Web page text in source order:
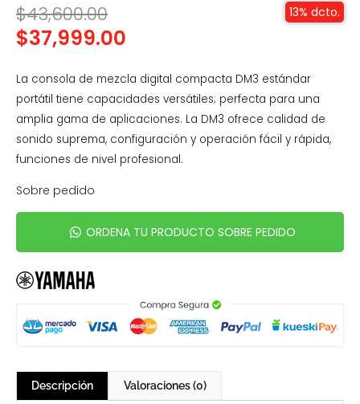
$43,600.00
$37,999.00
13% dcto.
La consola de mezcla digital compacta DM3 estándar
portátil tiene capacidades versátiles; perfecta para una
amplia gama de aplicaciones. La DM3 ofrece calidad de
sonido suprema, configuración y operación fácil y rápida,
funciones de nivel profesional.
Sobre pedido
ORDENA TU PRODUCTO SOBRE PEDIDO
Descripción Valoraciones (0)